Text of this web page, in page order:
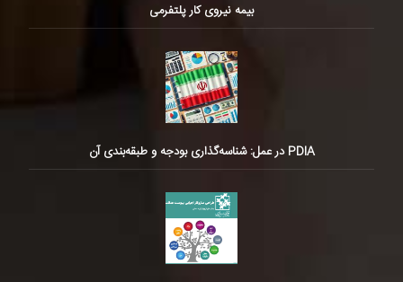
بیمه نیروی کار پلتفرمی
PDIA در عمل: شناسه‌گذاری بودجه و طبقه‌بندی آن